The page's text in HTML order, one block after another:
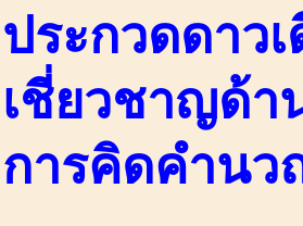
ประกวดดาว
เชี่ยวชาญด้า
การคิดคำนว